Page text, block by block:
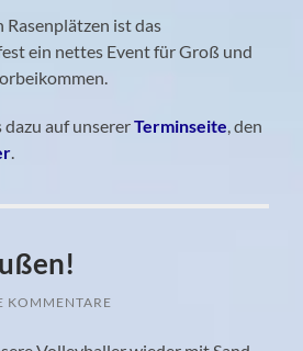
Rasenplätzen ist das
ein nettes Event für Groß und
auf unsererTerminseite , den
KOMMENTARE